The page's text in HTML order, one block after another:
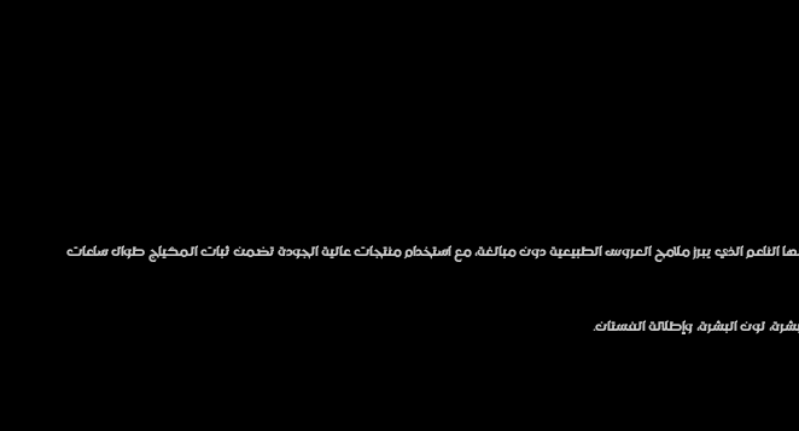
الذي يبرز ملامح العروس الطبيعية دون مبالغة، مع استخدام منتجات عالية الجودة تضمن ثبات المكياج طوال ساعات
لون البشرة، وإطلالة الفستان.